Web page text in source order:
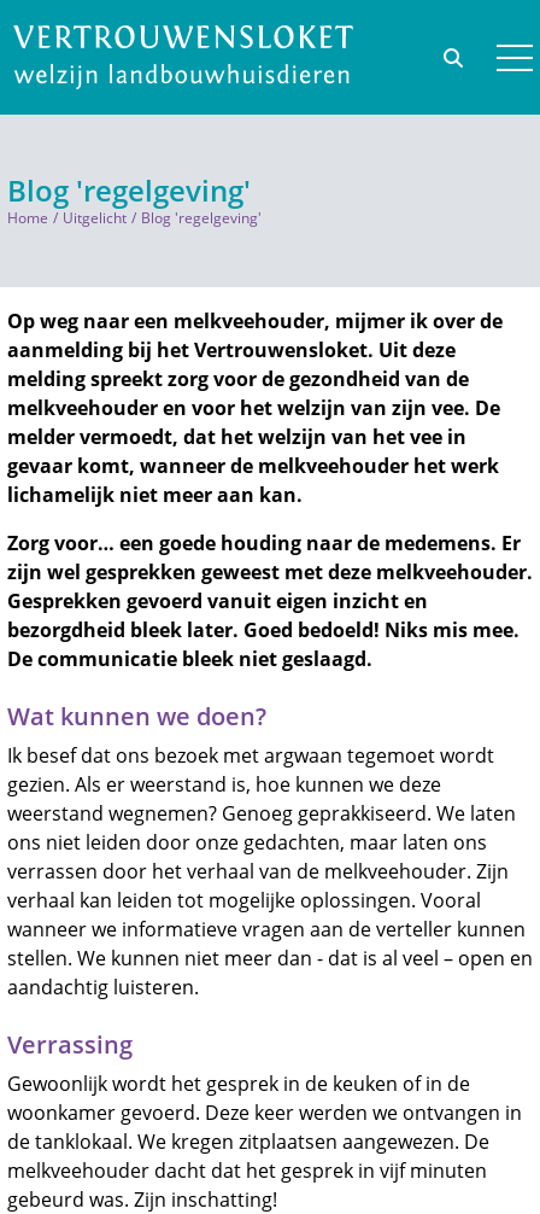
Blog 'regelgeving'
Home Uitgelicht Blog 'regelgeving'
Op weg naar een melkveehouder, mijmer ik over de
aanmelding bij het Vertrouwensloket. Uit deze
melding spreekt zorg voor de gezondheid van de
melkveehouder en voor het welzijn van zijn vee. De
melder vermoedt, dat het welzijn van het vee in
gevaar komt, wanneer de melkveehouder het werk
lichamelijk niet meer aan kan.
Zorg voor… een goede houding naar de medemens. Er
zijn wel gesprekken geweest met deze melkveehouder.
Gesprekken gevoerd vanuit eigen inzicht en
bezorgdheid bleek later. Goed bedoeld! Niks mis mee.
De communicatie bleek niet geslaagd.
Wat kunnen we doen?
Ik besef dat ons bezoek met argwaan tegemoet wordt
gezien. Als er weerstand is, hoe kunnen we deze
weerstand wegnemen? Genoeg geprakkiseerd. We laten
ons niet leiden door onze gedachten, maar laten ons
verrassen door het verhaal van de melkveehouder. Zijn
verhaal kan leiden tot mogelijke oplossingen. Vooral
wanneer we informatieve vragen aan de verteller kunnen
stellen. We kunnen niet meer dan - dat is al veel – open en
aandachtig luisteren.
Verrassing
Gewoonlijk wordt het gesprek in de keuken of in de
woonkamer gevoerd. Deze keer werden we ontvangen in
de tanklokaal. We kregen zitplaatsen aangewezen. De
melkveehouder dacht dat het gesprek in vijf minuten
gebeurd was. Zijn inschatting!